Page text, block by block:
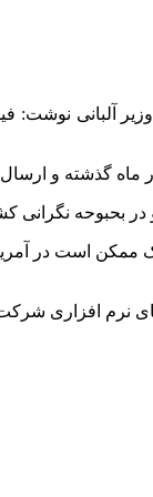
بحبوحه نگرانی
ممکن است
افزاری